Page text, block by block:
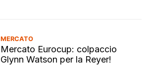
MERCATO
Mercato Eurocup: colpaccio
Glynn Watson per la Reyer!